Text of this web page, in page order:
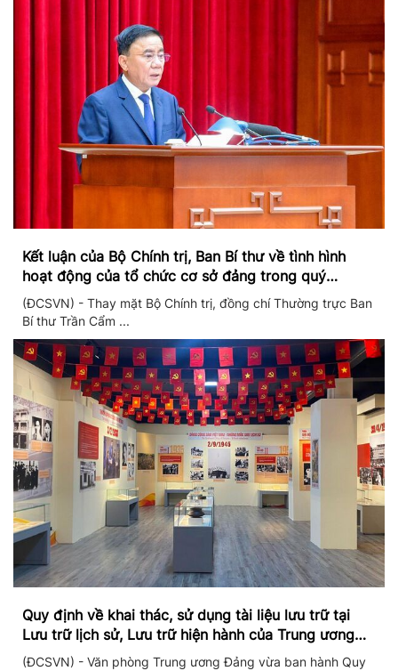
Kết luận của Bộ Chính trị, Ban Bí thư về tình hình
hoạt động của tổ chức cơ sở đảng trong quý
II/2026
(ĐCSVN) - Thay mặt Bộ Chính trị, đồng chí Thường trực Ban
Bí thư Trần Cẩm ...
Quy định về khai thác, sử dụng tài liệu lưu trữ tại
Lưu trữ lịch sử, Lưu trữ hiện hành của Trung ương
Đảng và Văn phòng Trung ương Đảng
(ĐCSVN) - Văn phòng Trung ương Đảng vừa ban hành Quy